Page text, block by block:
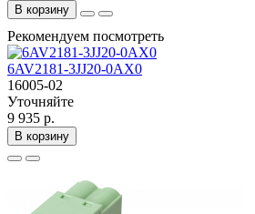
В корзину
Рекомендуем посмотреть
6AV2181-3JJ20-0AX0
16005-02
Уточняйте
9 935 р.
В корзину